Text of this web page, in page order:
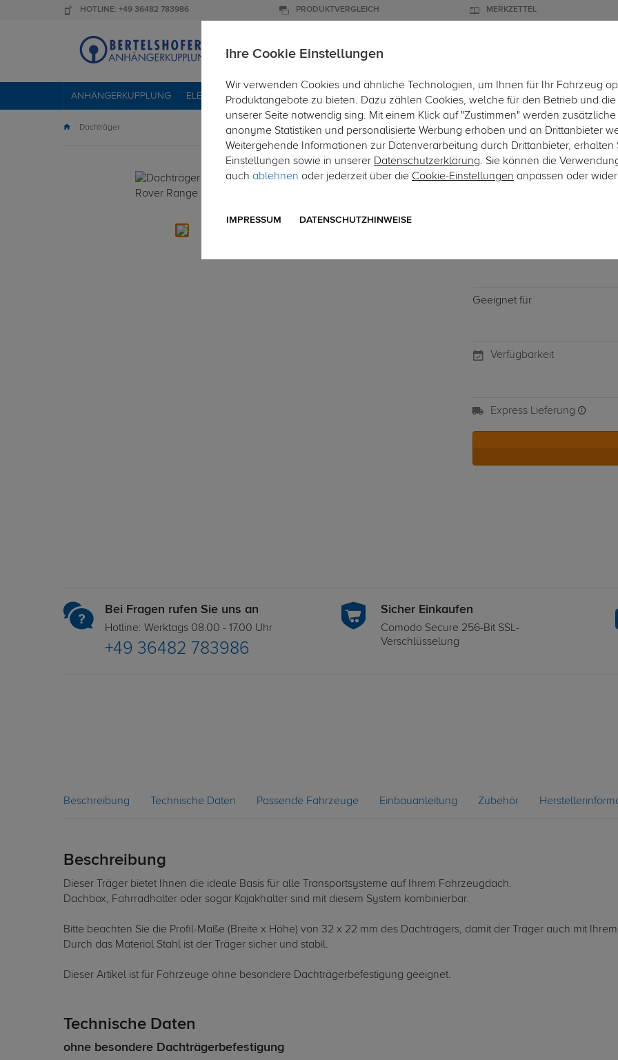
HOTLINE: +49 36482 783986 PRODUKTVERGLEICH MERKZETTEL
ANHÄNGERKUPPLUNG ELEKTROSÄTZE DACHTRÄGER DACHBOXEN FAHRRADTRÄGER ZUBEHÖR
Dachträger Hier
Art.-Nr. DATR9257-1
Dachträger Menabo
ohne besondere
Geeignet für
Verfügbarkeit
Express Lieferung
Bei Fragen rufen Sie uns an
Hotline: Werktags 08.00 - 17.00 Uhr
+49 36482 783986
Sicher Einkaufen
Comodo Secure 256-Bit SSL-
Verschlüsselung
Beschreibung Technische Daten Passende Fahrzeuge Einbauanleitung Zubehör
Beschreibung
Dieser Träger bietet Ihnen die ideale Basis für alle Transportsysteme auf Ihrem Fahrzeugdach.
Dachbox, Fahrradhalter oder sogar Kajakhalter sind mit diesem System kombinierbar.
Bitte beachten Sie die Profil-Maße (Breite x Höhe) von 32 x 22 mm des Dachträgers, damit der Träger auch mit
Durch das Material Stahl ist der Träger sicher und stabil.
Dieser Artikel ist für Fahrzeuge ohne besondere Dachträgerbefestigung geeignet.
Technische Daten
ohne besondere Dachträgerbefestigung
Ihre Cookie Einstellungen
Wir verwenden Cookies und ähnliche Technologien, um Ihnen für Ihr Fahrzeug
Produktangebote zu bieten. Dazu zählen Cookies, welche für den Betrieb und die
unserer Seite notwendig sing. Mit einem Klick auf "Zustimmen" werden
anonyme Statistiken und personalisierte Werbung erhoben und an Drittanbieter
Weitergehende Informationen zur Datenverarbeitung durch Drittanbieter, erhalten
Einstellungen sowie in unserer Datenschutzerklärung. Sie können die
auch ablehnen oder jederzeit über die Cookie-Einstellungen anpassen oder
IMPRESSUM DATENSCHUTZHINWEISE